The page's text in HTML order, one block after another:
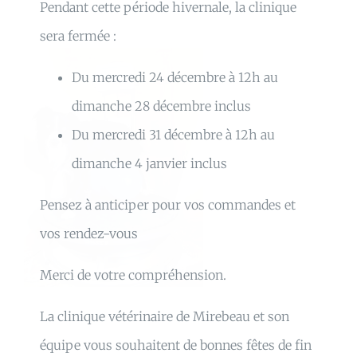
Pendant cette période hivernale, la clinique
sera fermée :
Du mercredi 24 décembre à 12h au
dimanche 28 décembre inclus
Du mercredi 31 décembre à 12h au
dimanche 4 janvier inclus
Pensez à anticiper pour vos commandes et
vos rendez-vous
Merci de votre compréhension.
La clinique vétérinaire de Mirebeau et son
équipe vous souhaitent de bonnes fêtes de fin
SERVICES
ESPECES SOIGNEES
EQUIPE